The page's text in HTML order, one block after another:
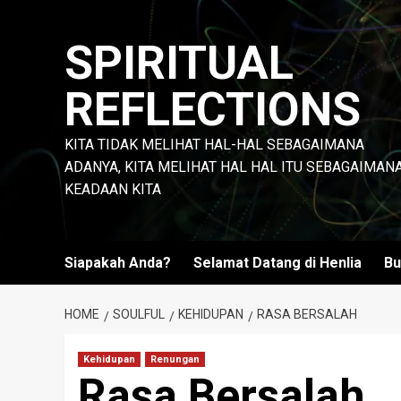
SPIRITUAL
REFLECTIONS
KITA TIDAK MELIHAT HAL-HAL SEBAGAIMANA
ADANYA, KITA MELIHAT HAL HAL ITU
KEADAAN KITA
Siapakah Anda? Selamat Datang di Henlia
HOME SOULFUL KEHIDUPAN RASA BERSALAH
Kehidupan Renungan